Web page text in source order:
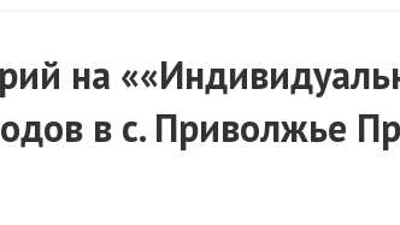
на
в с. Приволжье